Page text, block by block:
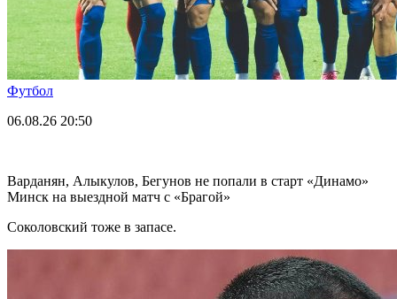
Футбол
06.08.26 20:50
Варданян, Алыкулов, Бегунов не попали в старт «Динамо»
Минск на выездной матч с «Брагой»
Соколовский тоже в запасе.